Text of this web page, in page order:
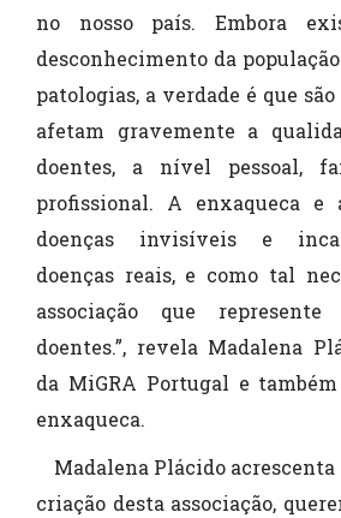
no nosso país. Embora
desconhecimento da
patologias, a verdade é que
afetam gravemente a
doentes, a nível pessoal,
profissional. A enxaqueca e
doenças invisíveis e
doenças reais, e como tal
associação que
doentes.”, revela Madalena
da MiGRA Portugal e
enxaqueca.
Madalena Plácido acrescenta
criação desta associação,